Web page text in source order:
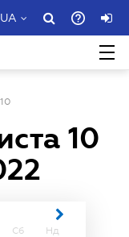
UA
10
10
Сб Нд